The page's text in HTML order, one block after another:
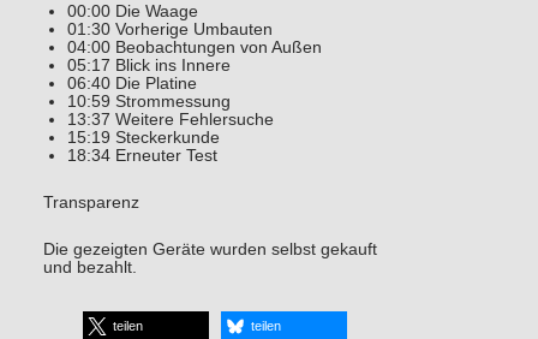
00:00 Die Waage
01:30 Vorherige Umbauten
04:00 Beobachtungen von Außen
05:17 Blick ins Innere
06:40 Die Platine
10:59 Strommessung
13:37 Weitere Fehlersuche
15:19 Steckerkunde
18:34 Erneuter Test
Transparenz
Die gezeigten Geräte wurden selbst gekauft
und bezahlt.
teilen teilen